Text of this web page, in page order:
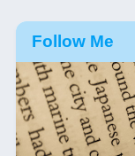
Follow Me